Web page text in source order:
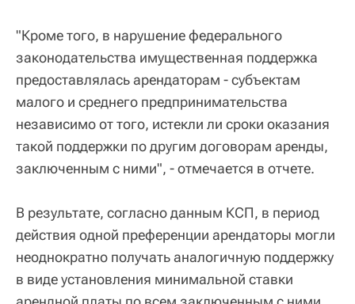
"Кроме того, в нарушение федерального
законодательства имущественная поддержка
предоставлялась арендаторам - субъектам
малого и среднего предпринимательства
независимо от того, истекли ли сроки оказания
такой поддержки по другим договорам аренды,
заключенным с ними", - отмечается в отчете.
В результате, согласно данным КСП, в период
действия одной преференции арендаторы могли
неоднократно получать аналогичную поддержку
в виде установления минимальной ставки